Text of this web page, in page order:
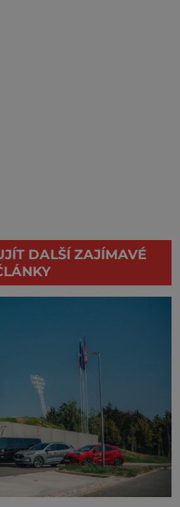
DALŠÍ ZAJÍMAVÉ